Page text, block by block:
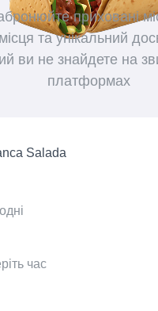
приховані
місця та унікальний
ви не знайдете на
платформах
Salada